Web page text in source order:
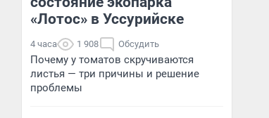
«Лотос» в Уссурийске
4 часа 1 908 Обсудить
Почему у томатов скручиваются
листья — три причины и решение
проблемы